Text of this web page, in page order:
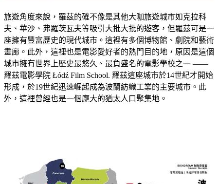
旅遊角度來說，羅茲的確不像是其他大咖旅遊城市如克拉科
夫、華沙、弗羅茨瓦夫等吸引大批大批的遊客，但羅茲可是一
座擁有豐富歷史的現代城市。這裡有多個博物館、劇院和藝術
畫廊。此外，這裡也是電影愛好者的熱門目的地，原因是這個
城市擁有世界上歷史最悠久、最負盛名的電影學校之一 ——
羅茲電影學院 Łódź Film School. 羅茲這座城市於14世紀才開始
形成，於19世紀迅速崛起成為波蘭紡織工業的主要城市。此
外，這裡曾經也是一個龐大的猶太人口聚集地。